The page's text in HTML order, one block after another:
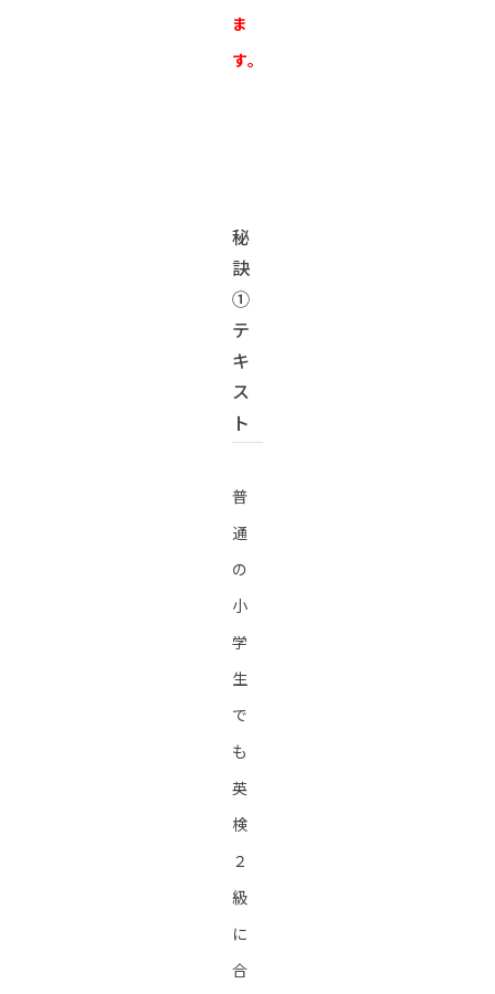
ま
す。
秘
訣
①
テ
キ
ス
ト
普
通
の
小
学
生
で
も
英
検
２
級
に
合